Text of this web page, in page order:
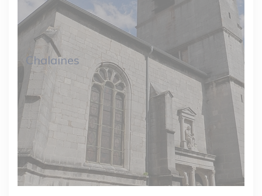
Chalaines